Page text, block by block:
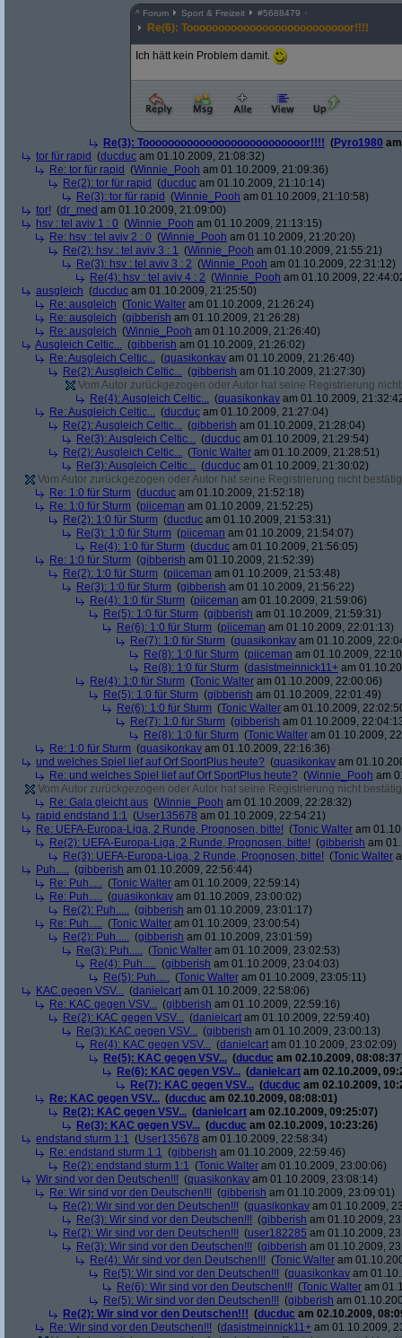
^ Forum Sport & Freizeit #5688479
Re(6): Toooooooooooooooooooooooooor!!!!
Ich hätt kein Problem damit.
Re(3): Toooooooooooooooooooooooooor!!!! (Pyro1980
tor für rapid (ducduc am 01.10.2009, 21:08:32)
Re: tor für rapid (Winnie_Pooh am 01.10.2009, 21:09:36)
Re(2): tor für rapid (ducduc am 01.10.2009, 21:10:14)
Re(3): tor für rapid (Winnie_Pooh am 01.10.2009, 21:10:58)
tor! (dr_med am 01.10.2009, 21:09:00)
hsv : tel aviv 1 : 0 (Winnie_Pooh am 01.10.2009, 21:13:15)
Re: hsv : tel aviv 2 : 0 (Winnie_Pooh am 01.10.2009, 21:20:20)
Re(2): hsv : tel aviv 3 : 1 (Winnie_Pooh am 01.10.2009, 21:55:21)
Re(3): hsv : tel aviv 3 : 2 (Winnie_Pooh am 01.10.2009, 22:31:12)
Re(4): hsv : tel aviv 4 : 2 (Winnie_Pooh am 01.10.2009,
ausgleich (ducduc am 01.10.2009, 21:25:50)
Re: ausgleich (Tonic Walter am 01.10.2009, 21:26:24)
Re: ausgleich (gibberish am 01.10.2009, 21:26:28)
Re: ausgleich (Winnie_Pooh am 01.10.2009, 21:26:40)
Ausgleich Celtic... (gibberish am 01.10.2009, 21:26:02)
Re: Ausgleich Celtic... (quasikonkav am 01.10.2009, 21:26:40)
Re(2): Ausgleich Celtic... (gibberish am 01.10.2009, 21:27:30)
Vom Autor zurückgezogen oder Autor hat seine Registrierung
Re(4): Ausgleich Celtic... (quasikonkav am 01.10.2009,
Re: Ausgleich Celtic... (ducduc am 01.10.2009, 21:27:04)
Re(2): Ausgleich Celtic... (gibberish am 01.10.2009, 21:28:04)
Re(3): Ausgleich Celtic... (ducduc am 01.10.2009, 21:29:54)
Re(2): Ausgleich Celtic... (Tonic Walter am 01.10.2009, 21:28:51)
Re(3): Ausgleich Celtic... (ducduc am 01.10.2009, 21:30:02)
Vom Autor zurückgezogen oder Autor hat seine Registrierung nicht
Re: 1:0 für Sturm (ducduc am 01.10.2009, 21:52:18)
Re: 1:0 für Sturm (piiceman am 01.10.2009, 21:52:25)
Re(2): 1:0 für Sturm (ducduc am 01.10.2009, 21:53:31)
Re(3): 1:0 für Sturm (piiceman am 01.10.2009, 21:54:07)
Re(4): 1:0 für Sturm (ducduc am 01.10.2009, 21:56:05)
Re: 1:0 für Sturm (gibberish am 01.10.2009, 21:52:39)
Re(2): 1:0 für Sturm (piiceman am 01.10.2009, 21:53:48)
Re(3): 1:0 für Sturm (gibberish am 01.10.2009, 21:56:22)
Re(4): 1:0 für Sturm (piiceman am 01.10.2009, 21:59:06)
Re(5): 1:0 für Sturm (gibberish am 01.10.2009, 21:59:31)
Re(6): 1:0 für Sturm (piiceman am 01.10.2009, 22:01:13)
Re(7): 1:0 für Sturm (quasikonkav am 01.10.2009,
Re(8): 1:0 für Sturm (piiceman am 01.10.2009,
Re(8): 1:0 für Sturm (dasistmeinnick11+ am
Re(4): 1:0 für Sturm (Tonic Walter am 01.10.2009, 22:00:06)
Re(5): 1:0 für Sturm (gibberish am 01.10.2009, 22:01:49)
Re(6): 1:0 für Sturm (Tonic Walter am 01.10.2009,
Re(7): 1:0 für Sturm (gibberish am 01.10.2009,
Re(8): 1:0 für Sturm (Tonic Walter am 01.10.2009,
Re: 1:0 für Sturm (quasikonkav am 01.10.2009, 22:16:36)
und welches Spiel lief auf Orf SportPlus heute? (quasikonkav am
Re: und welches Spiel lief auf Orf SportPlus heute? (Winnie_Pooh am
Vom Autor zurückgezogen oder Autor hat seine Registrierung nicht
Re: Gala gleicht aus (Winnie_Pooh am 01.10.2009, 22:28:32)
rapid endstand 1:1 (User135678 am 01.10.2009, 22:54:21)
Re: UEFA-Europa-Liga, 2 Runde, Prognosen, bitte! (Tonic Walter am
Re(2): UEFA-Europa-Liga, 2 Runde, Prognosen, bitte! (gibberish am
Re(3): UEFA-Europa-Liga, 2 Runde, Prognosen, bitte! (Tonic Walter
Puh..... (gibberish am 01.10.2009, 22:56:44)
Re: Puh..... (Tonic Walter am 01.10.2009, 22:59:14)
Re: Puh..... (quasikonkav am 01.10.2009, 23:00:02)
Re(2): Puh..... (gibberish am 01.10.2009, 23:01:17)
Re: Puh..... (Tonic Walter am 01.10.2009, 23:00:54)
Re(2): Puh..... (gibberish am 01.10.2009, 23:01:59)
Re(3): Puh..... (Tonic Walter am 01.10.2009, 23:02:53)
Re(4): Puh..... (gibberish am 01.10.2009, 23:04:03)
Re(5): Puh..... (Tonic Walter am 01.10.2009, 23:05:11)
KAC gegen VSV... (danielcart am 01.10.2009, 22:58:06)
Re: KAC gegen VSV... (gibberish am 01.10.2009, 22:59:16)
Re(2): KAC gegen VSV... (danielcart am 01.10.2009, 22:59:40)
Re(3): KAC gegen VSV... (gibberish am 01.10.2009, 23:00:13)
Re(4): KAC gegen VSV... (danielcart am 01.10.2009, 23:02:09)
Re(5): KAC gegen VSV... (ducduc am 02.10.2009,
Re(6): KAC gegen VSV... (danielcart am 02.10.2009,
Re(7): KAC gegen VSV... (ducduc am 02.10.2009,
Re: KAC gegen VSV... (ducduc am 02.10.2009, 08:08:01)
Re(2): KAC gegen VSV... (danielcart am 02.10.2009, 09:25:07)
Re(3): KAC gegen VSV... (ducduc am 02.10.2009, 10:23:26)
endstand sturm 1:1 (User135678 am 01.10.2009, 22:58:34)
Re: endstand sturm 1:1 (gibberish am 01.10.2009, 22:59:46)
Re(2): endstand sturm 1:1 (Tonic Walter am 01.10.2009, 23:00:06)
Wir sind vor den Deutschen!!! (quasikonkav am 01.10.2009, 23:08:14)
Re: Wir sind vor den Deutschen!!! (gibberish am 01.10.2009, 23:09:01)
Re(2): Wir sind vor den Deutschen!!! (quasikonkav am 01.10.2009,
Re(3): Wir sind vor den Deutschen!!! (gibberish am 01.10.2009,
Re(2): Wir sind vor den Deutschen!!! (user182285 am 01.10.2009,
Re(3): Wir sind vor den Deutschen!!! (gibberish am 01.10.2009,
Re(4): Wir sind vor den Deutschen!!! (Tonic Walter am
Re(5): Wir sind vor den Deutschen!!! (quasikonkav am
Re(6): Wir sind vor den Deutschen!!! (Tonic Walter am
Re(5): Wir sind vor den Deutschen!!! (gibberish am
Re(2): Wir sind vor den Deutschen!!! (ducduc am 02.10.2009,
Re: Wir sind vor den Deutschen!!! (dasistmeinnick11+ am 01.10.2009,